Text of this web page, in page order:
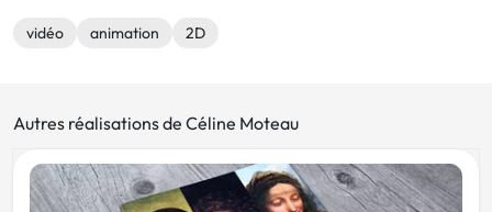
vidéo animation 2D
Autres réalisations de Céline Moteau